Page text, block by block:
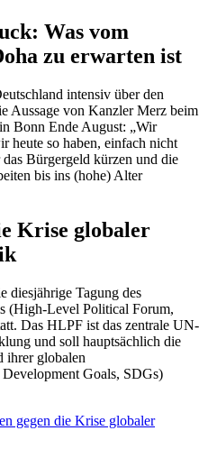
Was vom
zu erwarten ist
intensiv über den
Aussage von Kanzler Merz beim
Bonn Ende August: „Wir
heute so haben, einfach nicht
Bürgergeld kürzen und die
bis ins (hohe) Alter
Krise globaler
diesjährige Tagung des
(High-Level Political Forum,
Das HLPF ist das zentrale UN-
und soll hauptsächlich die
ihrer globalen
Goals, SDGs)
gegen die Krise globaler